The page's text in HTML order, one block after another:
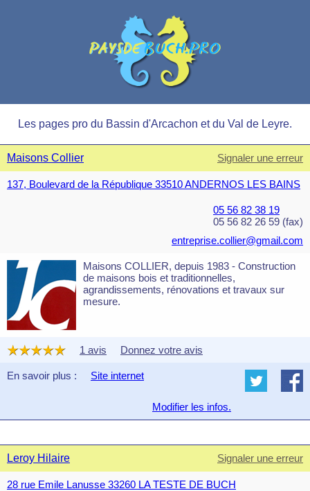
Les pages pro du Bassin d'Arcachon et du Val de Leyre.
Maisons Collier Signaler une erreur
137, Boulevard de la République 33510 ANDERNOS LES BAINS
05 56 82 38 19
05 56 82 26 59 (fax)
entreprise.collier@gmail.com
Maisons COLLIER, depuis 1983 - Construction
de maisons bois et traditionnelles,
agrandissements, rénovations et travaux sur
mesure.
1 avis Donnez votre avis
En savoir plus : Site internet
Modifier les infos.
Leroy Hilaire Signaler une erreur
28 rue Emile Lanusse 33260 LA TESTE DE BUCH